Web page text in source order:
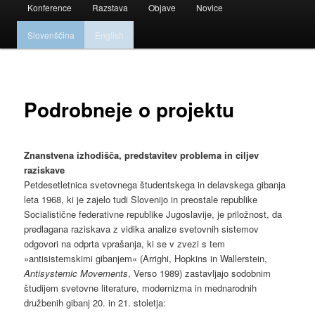
Konference Razstava Objave Novice
Slovenščina English
Podrobneje o projektu
Znanstvena izhodišča, predstavitev problema in ciljev
raziskave
Petdesetletnica svetovnega študentskega in delavskega gibanja
leta 1968, ki je zajelo tudi Slovenijo in preostale republike
Socialistične federativne republike Jugoslavije, je priložnost, da
predlagana raziskava z vidika analize svetovnih sistemov
odgovori na odprta vprašanja, ki se v zvezi s tem
»antisistemskimi gibanjem« (Arrighi, Hopkins in Wallerstein,
Antisystemic Movements, Verso 1989) zastavljajo sodobnim
študijem svetovne literature, modernizma in mednarodnih
družbenih gibanj 20. in 21. stoletja: